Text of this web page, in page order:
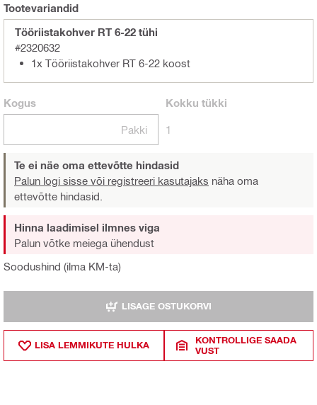
Tootevariandid
Tööriistakohver RT 6-22 tühi
#2320632
1x Tööriistakohver RT 6-22 koost
Kogus
Pakki
Kokku tükki
1
Te ei näe oma ettevõtte hindasid
Palun logi sisse või registreeri kasutajaks näha oma
ettevõtte hindasid.
Soodushind (ilma KM-ta)
Hinna laadimisel ilmnes viga
Palun võtke meiega ühendust
LISAGE OSTUKORVI
LISA LEMMIKUTE HULKA
KONTROLLIGE SAADA
VUST